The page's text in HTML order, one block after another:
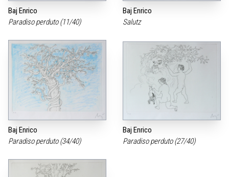
Baj Enrico
Paradiso perduto (11/40)
Baj Enrico
Salutz
Baj Enrico
Paradiso perduto (34/40)
Baj Enrico
Paradiso perduto (27/40)